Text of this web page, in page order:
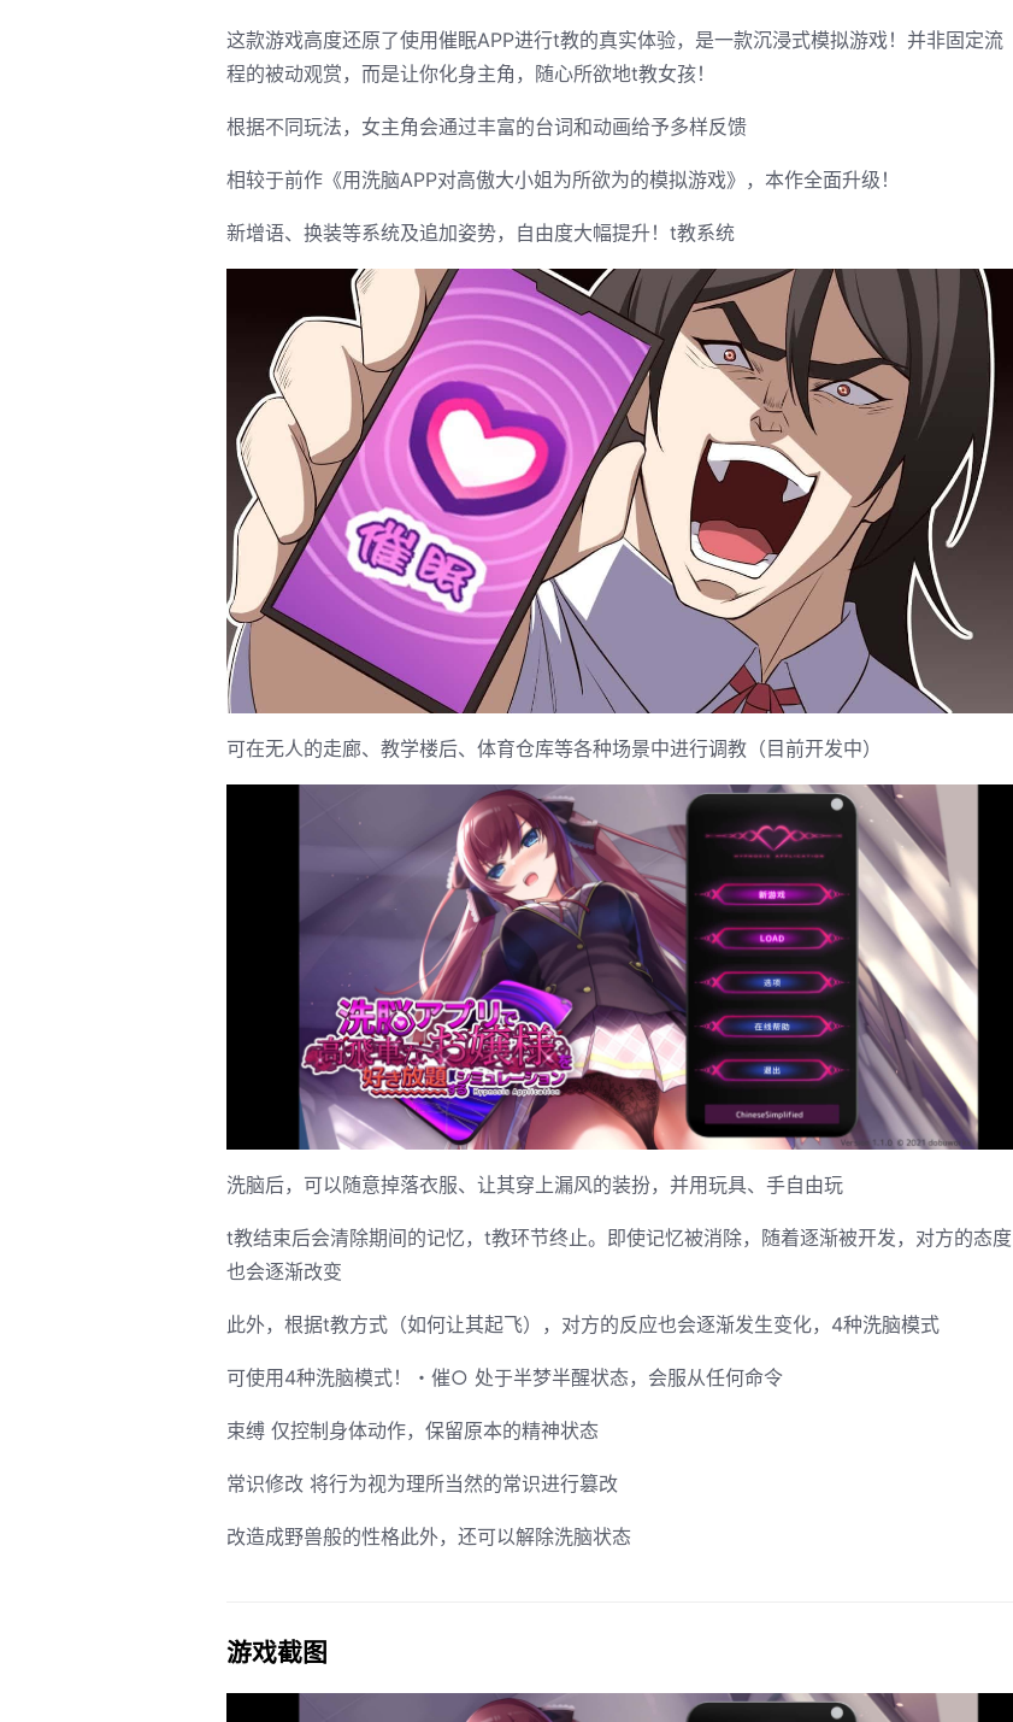
这款游戏高度还原了使用催眠APP进行t教的真实体验，是一款沉浸式模拟游戏！并非固定流
程的被动观赏，而是让你化身主角，随心所欲地t教女孩！
根据不同玩法，女主角会通过丰富的台词和动画给予多样反馈
相较于前作《用洗脑APP对高傲大小姐为所欲为的模拟游戏》，本作全面升级！
新增语、换装等系统及追加姿势，自由度大幅提升！t教系统
可在无人的走廊、教学楼后、体育仓库等各种场景中进行调教（目前开发中）
洗脑后，可以随意掉落衣服、让其穿上漏风的装扮，并用玩具、手自由玩
t教结束后会清除期间的记忆，t教环节终止。即使记忆被消除，随着逐渐被开发，对方的态度
也会逐渐改变
此外，根据t教方式（如何让其起飞），对方的反应也会逐渐发生变化，4种洗脑模式
可使用4种洗脑模式！・催○ 处于半梦半醒状态，会服从任何命令
束缚 仅控制身体动作，保留原本的精神状态
常识修改 将行为视为理所当然的常识进行篡改
改造成野兽般的性格此外，还可以解除洗脑状态
游戏截图